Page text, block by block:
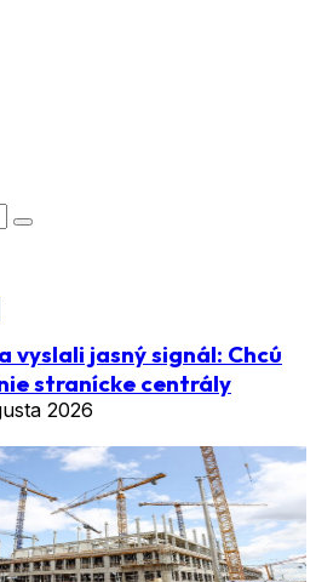
vyslali jasný signál: Chcú
stranícke centrály
2026